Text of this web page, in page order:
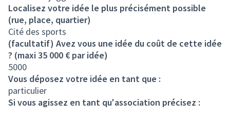
Localisez votre idée le plus précisément possible
(rue, place, quartier)
Cité des sports
(facultatif) Avez vous une idée du coût de cette idée
? (maxi 35 000 € par idée)
5000
Vous déposez votre idée en tant que :
particulier
Si vous agissez en tant qu'association précisez :